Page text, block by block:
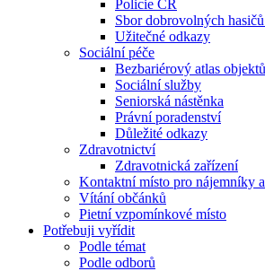
Policie ČR
Sbor dobrovolných hasičů
Užitečné odkazy
Sociální péče
Bezbariérový atlas objektů
Sociální služby
Seniorská nástěnka
Právní poradenství
Důležité odkazy
Zdravotnictví
Zdravotnická zařízení
Kontaktní místo pro nájemníky
Vítání občánků
Pietní vzpomínkové místo
Potřebuji vyřídit
Podle témat
Podle odborů